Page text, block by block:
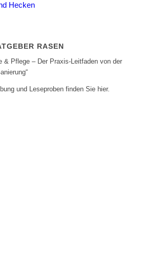
Hecken
RASEN
& Pflege – Der Praxis-Leitfaden von der
und Leseproben finden Sie hier.